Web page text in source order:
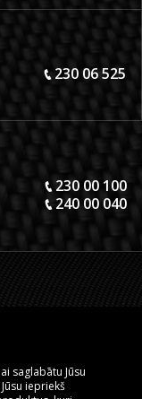
230 06 525
230 00 100
240 00 040
saglabātu Jūsu
iepriekš